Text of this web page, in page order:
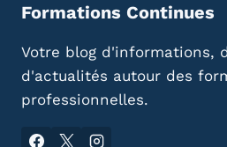
Formations Continues
Votre blog d'informations,
d'actualités autour des
professionnelles.